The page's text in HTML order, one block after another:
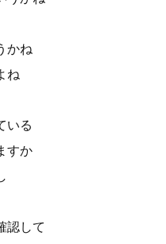
かね
ね
いる
すか
認して